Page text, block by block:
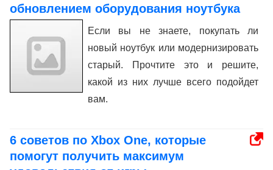
обновлением оборудования ноутбука
Если вы не знаете, покупать ли
новый ноутбук или модернизировать
старый. Прочтите это и решите,
какой из них лучше всего подойдет
вам.
6 советов по Xbox One, которые
помогут получить максимум